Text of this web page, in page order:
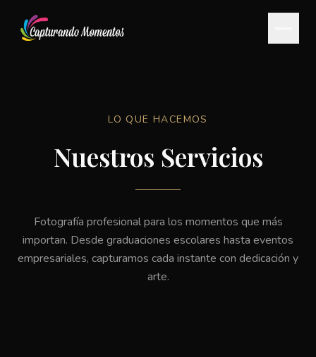
MEDIOS DE PAGO
PORTAL DE CLIENTES
CONSULTAR
LO QUE HACEMOS
Nuestros Servicios
Fotografía profesional para los momentos que más
importan. Desde graduaciones escolares hasta eventos
empresariales, capturamos cada instante con dedicación y
arte.